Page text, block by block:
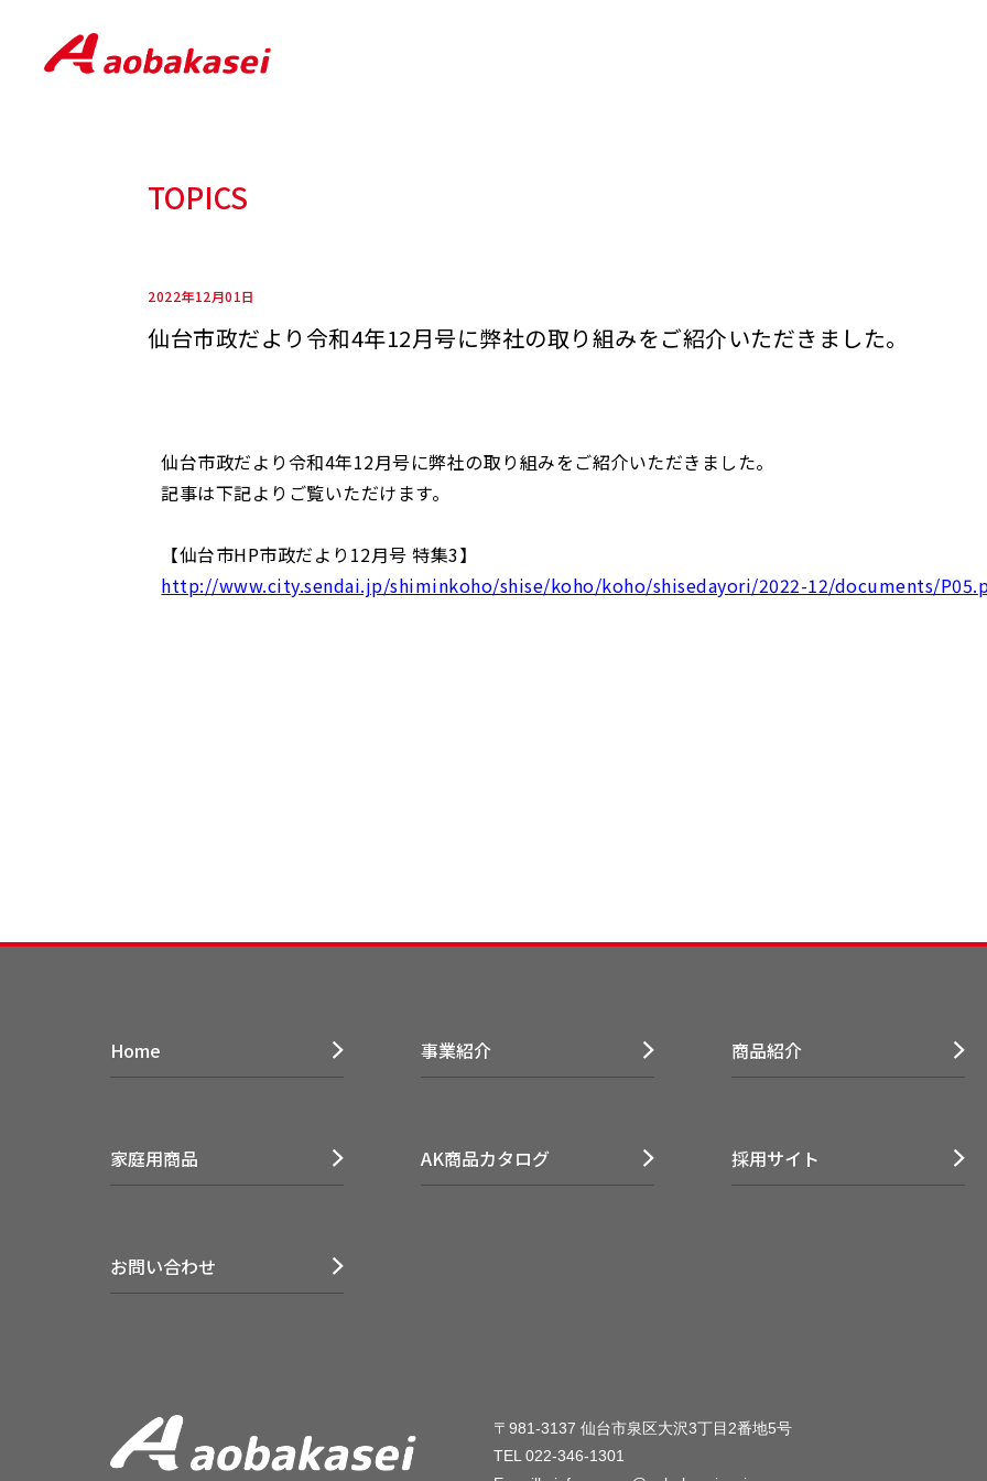
TOPICS
2022年12月01日
仙台市政だより令和4年12月号に弊社の取り組みをご紹介いただきました。
仙台市政だより令和4年12月号に弊社の取り組みをご紹介いただきました。
記事は下記よりご覧いただけます。
【仙台市HP市政だより12月号 特集3】
http://www.city.sendai.jp/shiminkoho/shise/koho/koho/shisedayori/2022-12/documents/
Home 事業紹介 商品紹介
家庭用商品 AK商品カタログ 採用サイト
お問い合わせ
〒981-3137 仙台市泉区大沢3丁目2番地5号
TEL 022-346-1301